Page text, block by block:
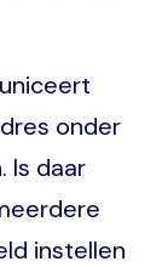
onder
Is daar
instellen